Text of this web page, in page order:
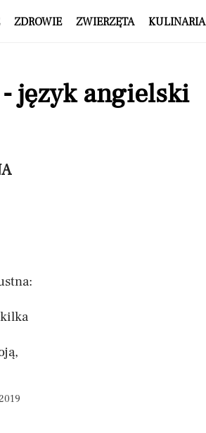
ZDROWIE ZWIERZĘTA KULINARIA
język angielski